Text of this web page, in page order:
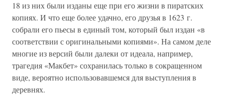
18 из них были изданы еще при его жизни в пиратских
копиях. И что еще более удачно, его друзья в 1623 г.
собрали его пьесы в единый том, который был издан «в
соответствии с оригинальными копиями». На самом деле
многие из версий были далеки от идеала, например,
трагедия «Макбет» сохранилась только в сокращенном
виде, вероятно использовавшемся для выступления в
деревнях.